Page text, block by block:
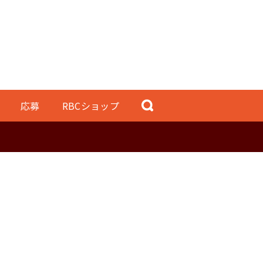
応募 RBCショップ